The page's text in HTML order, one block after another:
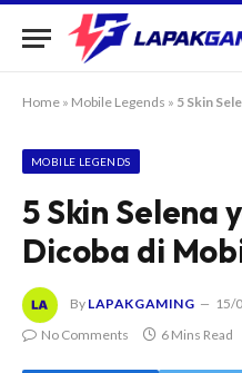
Home » Mobile Legends » 5 Skin
MOBILE LEGENDS
5 Skin Selena
Dicoba di
By LAPAKGAMING 15/
No Comments
6 Mins Read